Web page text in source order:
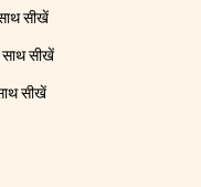
सीखें
साथ सीखें
सीखें